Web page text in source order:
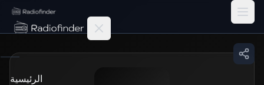
Radiofinder home
الرئيسية